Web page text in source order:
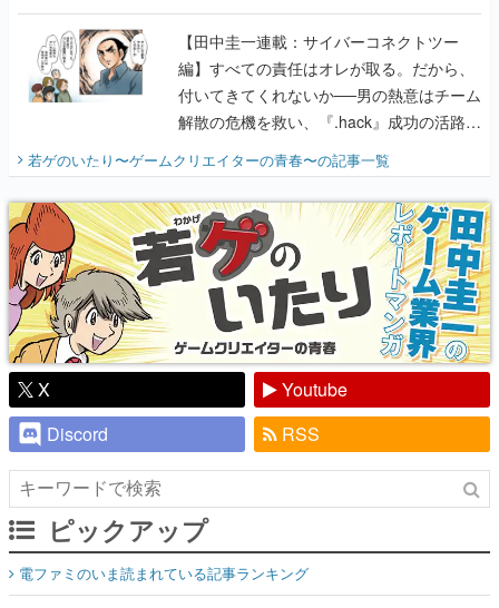
に行って、より理解を深めよう【PR】
【田中圭一連載：サイバーコネクトツー
編】すべての責任はオレが取る。だから、
付いてきてくれないか──男の熱意はチーム
解散の危機を救い、『.hack』成功の活路を
開く。業界の快男児・松山 洋に流れる血は
『少年ジャンプ』色だった【若ゲのいた
り】
若ゲのいたり〜ゲームクリエイターの青春〜の記事一覧
X
Youtube
Discord
RSS
ピックアップ
電ファミのいま読まれている記事ランキング